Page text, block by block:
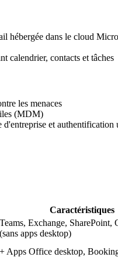
hébergée dans le cloud
calendrier, contacts et tâches
les menaces
(MDM)
et authentification
Caractéristiques
Teams, Exchange, SharePoint,
(sans apps desktop)
+ Apps Office desktop,